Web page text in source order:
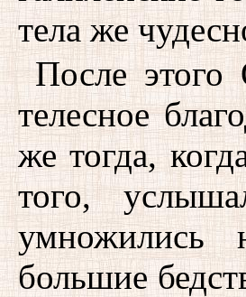
тела же
После этого
телесное
же тогда,
того,
умножились
большие